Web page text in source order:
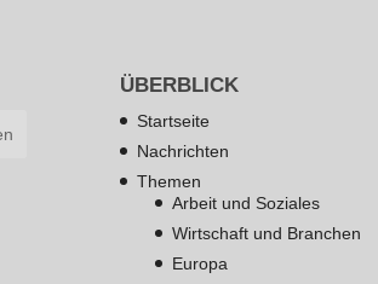
ÜBERBLICK
Startseite
Nachrichten
Themen
Arbeit und Soziales
Wirtschaft und Branchen
Europa